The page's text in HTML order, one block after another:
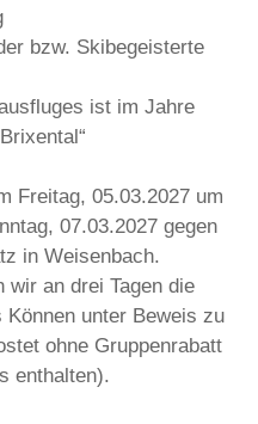
bzw. Skibegeisterte
ist im Jahre
Freitag, 05.03.2027 um
07.03.2027 gegen
in Weisenbach.
wir an drei Tagen die
unter Beweis zu
ohne Gruppenrabatt
enthalten).